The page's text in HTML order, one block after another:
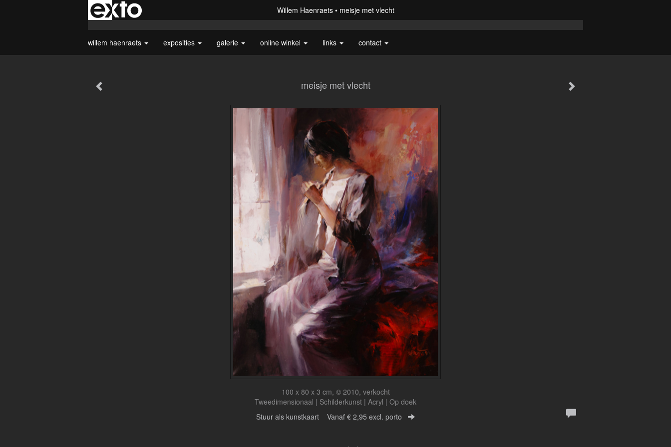
Willem Haenraets meisje met vlecht
willem haenraets exposities galerie online winkel links contact
meisje met vlecht
100 x 80 x 3 cm, © 2010, verkocht
Tweedimensionaal | Schilderkunst | Acryl | Op doek
Stuur als kunstkaart Vanaf € 2,95 excl. porto